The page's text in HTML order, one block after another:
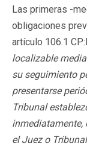
Las primeras -
obligaciones
artículo 106.1
localizable
su seguimiento
presentarse
Tribunal
inmediatamente,
el Juez o